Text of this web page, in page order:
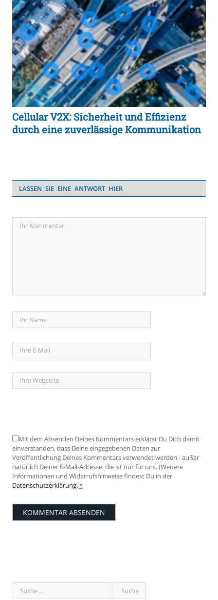
Cellular V2X: Sicherheit und Effizienz
durch eine zuverlässige Kommunikation
LASSEN SIE EINE ANTWORT HIER
Mit dem Absenden Deines Kommentars erklärst Du Dich damit
einverstanden, dass Deine eingegebenen Daten zur
Veröffentlichung Deines Kommentars verwendet werden - außer
natürlich Deiner E-Mail-Adresse, die ist nur für uns. (Weitere
Informationen und Widerrufshinweise findest Du in der
Datenschutzerklärung.*